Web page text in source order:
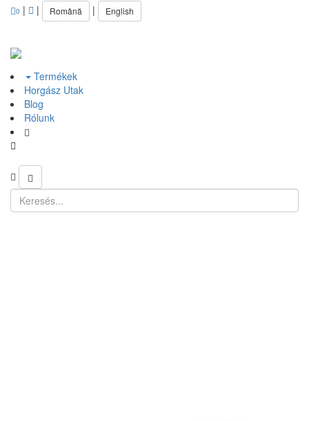
0 | | Română | English
Termékek
Horgász Utak
Blog
Rólunk